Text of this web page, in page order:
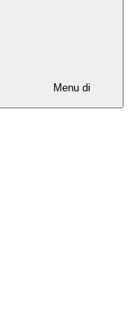
Menu di